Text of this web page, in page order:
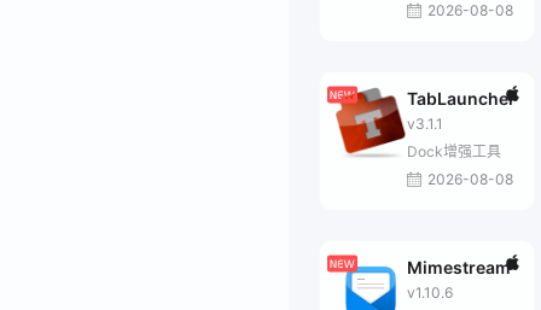
2026-08-08
TabLauncher
v3.1.1
Dock增强工具
2026-08-08
Mimestream
v1.10.6